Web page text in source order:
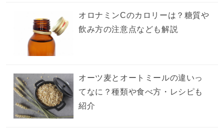
オロナミンCのカロリーは？糖質や
飲み方の注意点なども解説
オーツ麦とオートミールの違いっ
てなに？種類や食べ方・レシピも
紹介